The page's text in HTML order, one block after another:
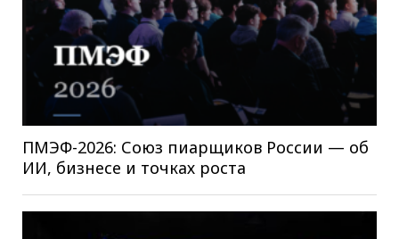
ПМЭФ-2026: Союз пиарщиков России — об
ИИ, бизнесе и точках роста